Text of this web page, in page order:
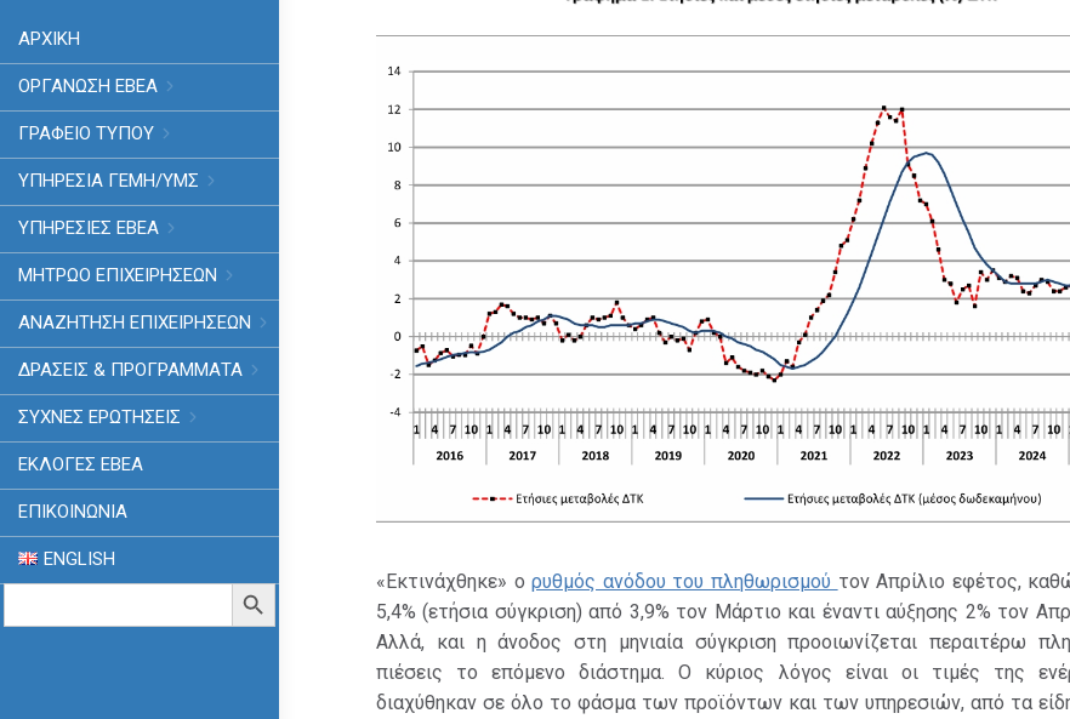
ΑΡΧΙΚΗ
ΟΡΓΑΝΩΣΗ ΕΒΕΑ
ΓΡΑΦΕΙΟ ΤΥΠΟΥ
ΥΠΗΡΕΣΊΑ ΓΕΜΗ/ΥΜΣ
ΥΠΗΡΕΣΙΕΣ ΕΒΕΑ
ΜΗΤΡΩΟ ΕΠΙΧΕΙΡΗΣΕΩΝ
ΑΝΑΖΗΤΗΣΗ ΕΠΙΧΕΙΡΗΣΕΩΝ
ΔΡΑΣΕΙΣ & ΠΡΟΓΡΑΜΜΑΤΑ
ΣΥΧΝΕΣ ΕΡΩΤΗΣΕΙΣ
ΕΚΛΟΓΈΣ ΕΒΕΑ
ΕΠΙΚΟΙΝΩΝΙΑ
ENGLISH
Search
Search Button
«Εκτινάχθηκε» ορυθμός ανόδου του πληθωρισμού τον Απρίλιο εφέτος,
5,4% (ετήσια σύγκριση) από 3,9% τον Μάρτιο και έναντι αύξησης 2% τον
Αλλά, και η άνοδος στη μηνιαία σύγκριση προοιωνίζεται περαιτέρω
πιέσεις το επόμενο διάστημα. Ο κύριος λόγος είναι οι τιμές της
διαχύθηκαν σε όλο το φάσμα των προϊόντων και των υπηρεσιών, από τα